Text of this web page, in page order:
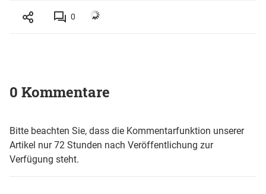
0
0 Kommentare
Bitte beachten Sie, dass die Kommentarfunktion unserer
Artikel nur 72 Stunden nach Veröffentlichung zur
Verfügung steht.